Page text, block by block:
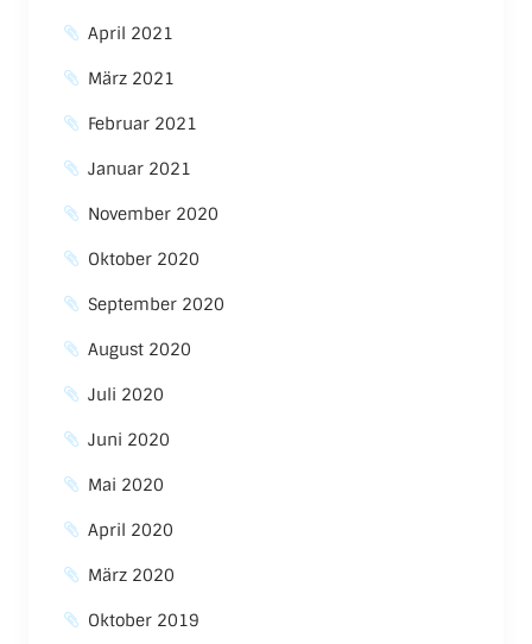
April 2021
März 2021
Februar 2021
Januar 2021
November 2020
Oktober 2020
September 2020
August 2020
Juli 2020
Juni 2020
Mai 2020
April 2020
März 2020
Oktober 2019